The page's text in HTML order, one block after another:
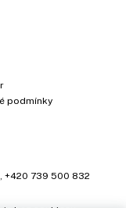
podmínky
, +420 739 500 832